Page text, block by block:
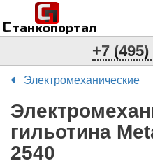
Станкопортал
п
С
+7
Электромеханические
гильотина
2540